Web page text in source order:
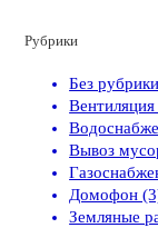
Рубрики
Без
Вывоз
Домофон
Земляные